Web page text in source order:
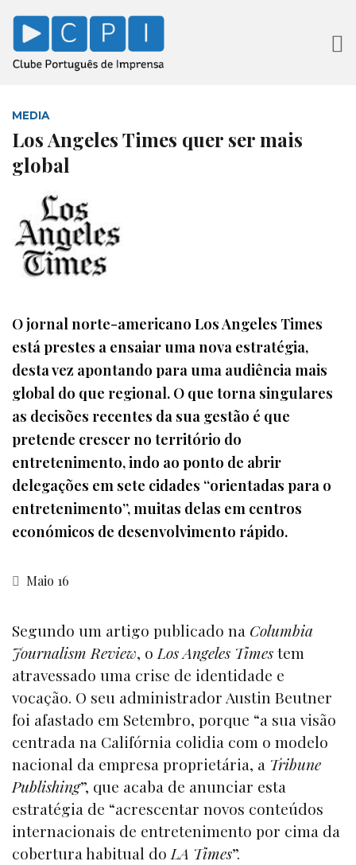
MEDIA
Los Angeles Times quer ser mais
global
O jornal norte-americano Los Angeles Times
está prestes a ensaiar uma nova estratégia,
desta vez apontando para uma audiência mais
global do que regional. O que torna singulares
as decisões recentes da sua gestão é que
pretende crescer no território do
entretenimento, indo ao ponto de abrir
delegações em sete cidades “orientadas para o
entretenimento”, muitas delas em centros
económicos de desenvolvimento rápido.
Maio 16
Segundo um artigo publicado na Columbia
Journalism Review, o Los Angeles Timestem
atravessado uma crise de identidade e
vocação. O seu administrador Austin Beutner
foi afastado em Setembro, porque “a sua visão
centrada na Califórnia colidia com o modelo
nacional da empresa proprietária, a Tribune
Publishing”, que acaba de anunciar esta
estratégia de “acrescentar novos conteúdos
internacionais de entretenimento por cima da
cobertura habitual do LA Times”.